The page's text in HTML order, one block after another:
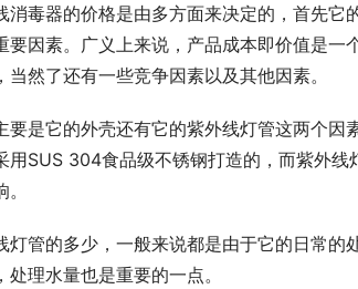
消毒器的价格是由多方面来决定的，首先
要因素。广义上来说，产品成本即价值是
当然了还有一些竞争因素以及其他因素。
要是它的外壳还有它的紫外线灯管这两个
用SUS 304食品级不锈钢打造的，而紫外
灯管的多少，一般来说都是由于它的日常的
处理水量也是重要的一点。